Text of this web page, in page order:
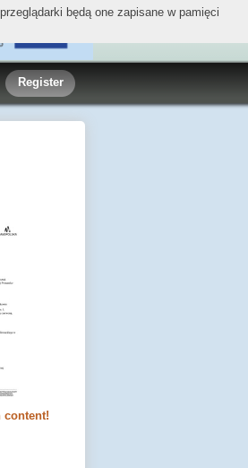
Register
content!
będą one zapisane w pamięci